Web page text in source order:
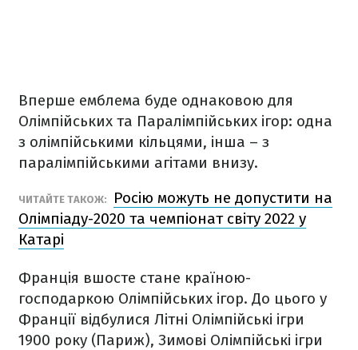
Вперше емблема буде однаковою для
Олімпійських та Паралімпійських ігор: одна
з олімпійськими кільцями, інша – з
паралімпійськими агітами внизу.
ЧИТАЙТЕ ТАКОЖ:
Росію можуть не допустити на
Олімпіаду-2020 та чемпіонат світу 2022 у
Катарі
Франція вшосте стане країною-
господаркою Олімпійських ігор. До цього у
Франції відбулися Літні Олімпійські ігри
1900 року (Париж), Зимові Олімпійські ігри